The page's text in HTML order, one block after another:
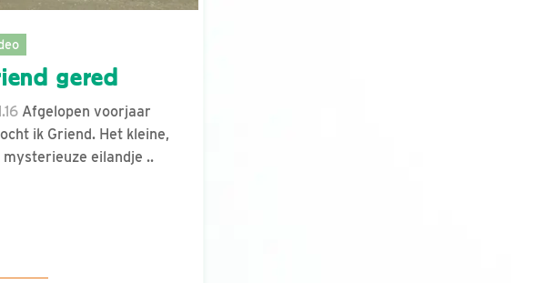
gered
Afgelopen voorjaar
ik Griend. Het kleine,
mysterieuze eilandje ..